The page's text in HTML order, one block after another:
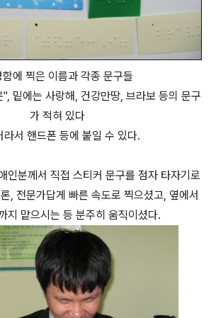
에 찍은 이름과 각종 문구들
밑에는 사랑해, 건강만땅, 브라보 등의 문구
가 적혀 있다
라서 핸드폰 등에 붙일 수 있다.
인분께서 직접 스티커 문구를 점자 타자기로
, 전문가답게 빠른 속도로 찍으셨고, 옆에서
지 맡으시는 등 분주히 움직이셨다.